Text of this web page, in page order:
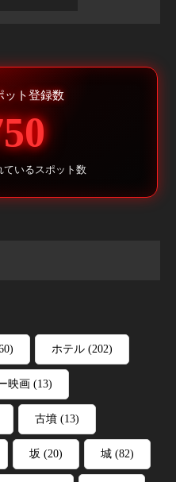
ット登録数
ているスポット数
ホテル (202)
映画 (13)
古墳 (13)
坂 (20) 城 (82)